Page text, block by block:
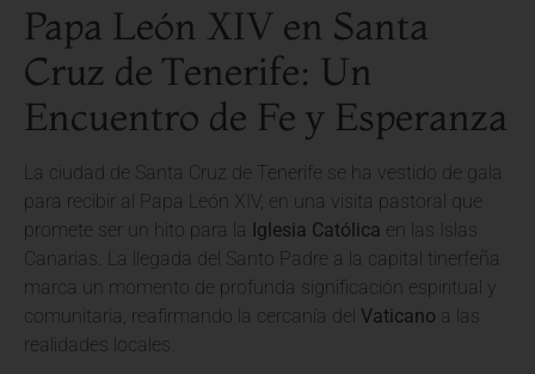
Papa León XIV en Santa
Cruz de Tenerife: Un
Encuentro de Fe y Esperanza
La ciudad de Santa Cruz de Tenerife se ha vestido de gala
para recibir al Papa León XIV, en una visita pastoral que
promete ser un hito para la Iglesia Católica en las Islas
Canarias. La llegada del Santo Padre a la capital tinerfeña
marca un momento de profunda significación espiritual y
comunitaria, reafirmando la cercanía del Vaticano a las
realidades locales.